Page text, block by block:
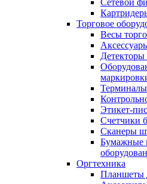
Сетевой
Торговое
Весы
Детекторы
Этикет-
Счетчики
Сканеры
Бумажные
Оргтехника
Планшеты